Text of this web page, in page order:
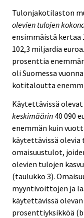
Tulonjakotilaston
olevien tulojen
ensimmäistä kertaa
102,3 miljardia
prosenttia
oli Suomessa
kotitaloutta
Käytettävissä
keskimäärin 40 090
enemmän kuin
käytettävissä olevia
omaisuustulot,
olevien tulojen
(taulukko 3).
myyntivoittojen ja
käytettävissä
prosenttiyksikköä